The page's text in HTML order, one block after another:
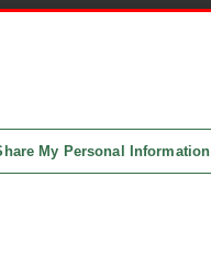
My Personal Information